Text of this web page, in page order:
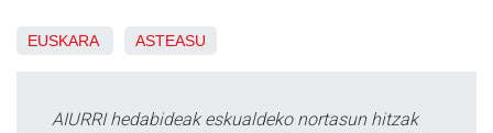
EUSKARA ASTEASU
AIURRI hedabideak eskualdeko nortasun hitzak